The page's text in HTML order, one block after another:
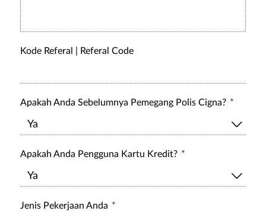
Kode Referal | Referal Code
Apakah Anda Sebelumnya Pemegang Polis Cigna?
Apakah Anda Pengguna Kartu Kredit?
Jenis Pekerjaan Anda